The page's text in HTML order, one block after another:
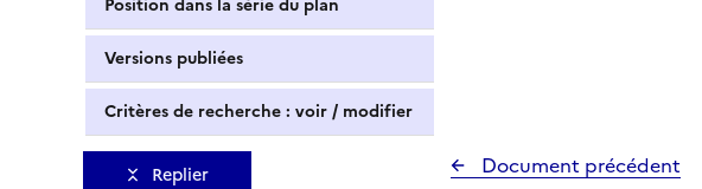
Position dans la série du plan
Versions publiées
Critères de recherche : voir / modifier
Replier Document précédent